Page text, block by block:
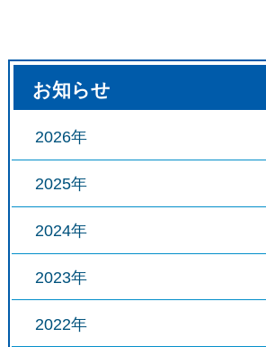
お知らせ
2026年
2025年
2024年
2023年
2022年